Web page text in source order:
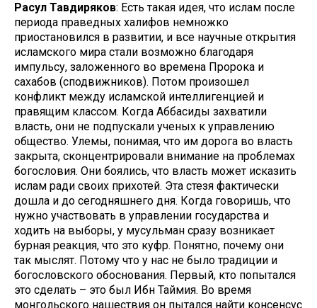
Расул Тавдиряков: Есть такая идея, что ислам после
периода праведных халифов немножко
приостановился в развитии, и все научные открытия
исламского мира стали возможно благодаря
импульсу, заложенного во времена Пророка и
сахабов (сподвижников). Потом произошел
конфликт между исламской интеллигенцией и
правящим классом. Когда Аббасиды захватили
власть, они не подпускали ученых к управлению
общество. Улемы, понимая, что им дорога во власть
закрыта, сконцентрировали внимание на проблемах
богословия. Они боялись, что власть может исказить
ислам ради своих прихотей. Эта стезя фактически
дошла и до сегодняшнего дня. Когда говоришь, что
нужно участвовать в управлении государства и
ходить на выборы, у мусульман сразу возникает
бурная реакция, что это куфр. Понятно, почему они
так мыслят. Потому что у нас не было традиции и
богословского обоснования. Первый, кто попытался
это сделать – это был Ибн Таймия. Во время
монгольского нашествия он пытался найти консенсус